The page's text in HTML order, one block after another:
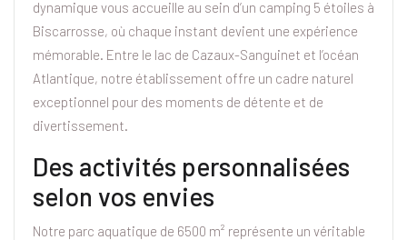
dynamique vous accueille au sein d’un camping 5 étoiles à
Biscarrosse, où chaque instant devient une expérience
mémorable. Entre le lac de Cazaux-Sanguinet et l’océan
Atlantique, notre établissement offre un cadre naturel
exceptionnel pour des moments de détente et de
divertissement.
Des activités personnalisées
selon vos envies
Notre parc aquatique de 6500 m² représente un véritable